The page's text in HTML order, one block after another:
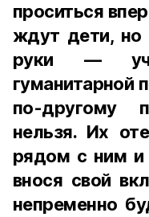
проситься
ждут дети, но
руки —
гуманитарной
по-другому
нельзя. Их
рядом с ним и
внося свой
непременно